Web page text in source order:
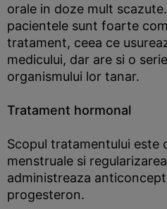
orale in doze mult
pacientele sunt foarte
tratament, ceea ce
medicului, dar are si o
organismului lor tanar.
Tratament hormonal
Scopul tratamentului este
menstruale si
administreaza
progesteron.